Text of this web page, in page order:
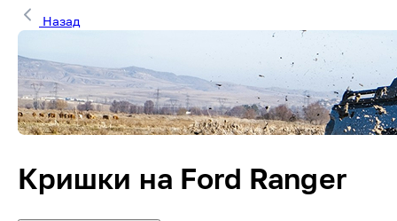
Назад
Кришки на Ford Ranger